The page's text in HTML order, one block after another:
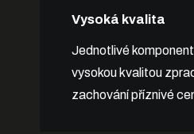
Vysoká kvalita
Jednotlivé
vysokou kvalitou
zachování příznivé